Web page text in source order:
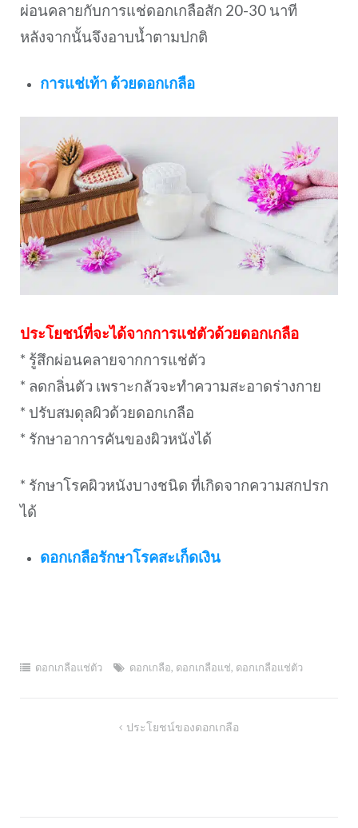
ผ่อนคลายกับการแช่ดอกเกลือสัก 20-30 นาที
หลังจากนั้นจึงอาบน้ำตามปกติ
การแช่เท้า ด้วยดอกเกลือ
ประโยชน์ที่จะได้จากการแช่ตัวด้วยดอกเกลือ
* รู้สึกผ่อนคลายจากการแช่ตัว
* ลดกลิ่นตัว เพราะกลัวจะทำความสะอาดร่างกาย
* ปรับสมดุลผิวด้วยดอกเกลือ
* รักษาอาการคันของผิวหนังได้
* รักษาโรคผิวหนังบางชนิด ที่เกิดจากความสกปรก
ได้
ดอกเกลือรักษาโรคสะเก็ดเงิน
ดอกเกลือแช่ตัว ดอกเกลือ, ดอกเกลือแช่, ดอกเกลือแช่ตัว
ประโยชน์ของดอกเกลือ